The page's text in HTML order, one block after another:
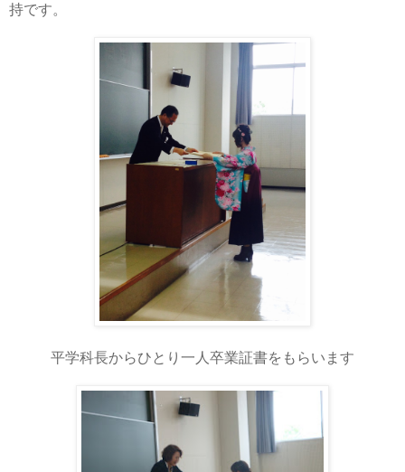
持です。
平学科長からひとり一人卒業証書をもらいます